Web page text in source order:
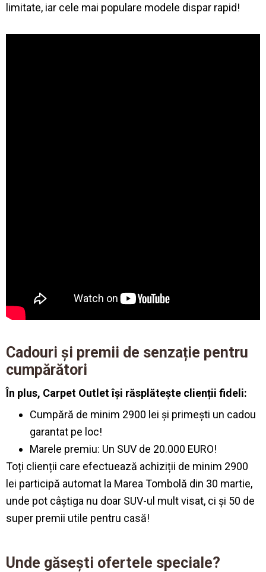
limitate, iar cele mai populare modele dispar rapid!
Cadouri și premii de senzație pentru
cumpărători
În plus, Carpet Outlet își răsplătește clienții fideli:
Cumpără de minim 2900 lei și primești un cadou
garantat pe loc!
Marele premiu: Un SUV de 20.000 EURO!
Toți clienții care efectuează achiziții de minim 2900
lei participă automat la Marea Tombolă din 30 martie,
unde pot câștiga nu doar SUV-ul mult visat, ci și 50 de
super premii utile pentru casă!
Unde găsești ofertele speciale?